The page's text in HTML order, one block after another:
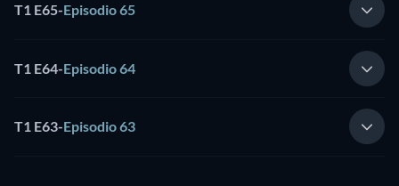
T1 E65-Episodio 65
T1 E64-Episodio 64
T1 E63-Episodio 63